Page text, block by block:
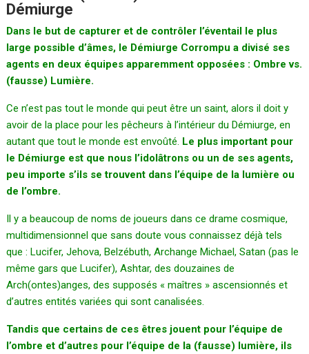
Démiurge
Dans le but de capturer et de contrôler l’éventail le plus
large possible d’âmes, le Démiurge Corrompu a divisé ses
agents en deux équipes apparemment opposées : Ombre vs.
(fausse) Lumière.
Ce n’est pas tout le monde qui peut être un saint, alors il doit y
avoir de la place pour les pêcheurs à l’intérieur du Démiurge, en
autant que tout le monde est envoûté. Le plus important pour
le Démiurge est que nous l’idolâtrons ou un de ses agents,
peu importe s’ils se trouvent dans l’équipe de la lumière ou
de l’ombre.
Il y a beaucoup de noms de joueurs dans ce drame cosmique,
multidimensionnel que sans doute vous connaissez déjà tels
que : Lucifer, Jehova, Belzébuth, Archange Michael, Satan (pas le
même gars que Lucifer), Ashtar, des douzaines de
Arch(ontes)anges, des supposés « maîtres » ascensionnés et
d’autres entités variées qui sont canalisées.
Tandis que certains de ces êtres jouent pour l’équipe de
l’ombre et d’autres pour l’équipe de la (fausse) lumière, ils